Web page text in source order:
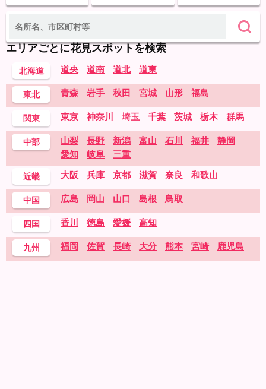
エリアごとに花見スポットを検索
北海道 道央 道南 道北 道東
東北 青森 岩手 秋田 宮城 山形 福島
関東 東京 神奈川 埼玉 千葉 茨城 栃木 群馬
中部 山梨 長野 新潟 富山 石川 福井
静岡
愛知
岐阜 三重
近畿 大阪 兵庫 京都 滋賀 奈良 和歌山
中国 広島 岡山 山口 島根 鳥取
四国 香川 徳島 愛媛 高知
九州 福岡 佐賀 長崎 大分 熊本 宮崎 鹿児島